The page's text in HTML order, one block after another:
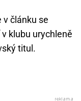
v článku se
klubu urychleně
titul.